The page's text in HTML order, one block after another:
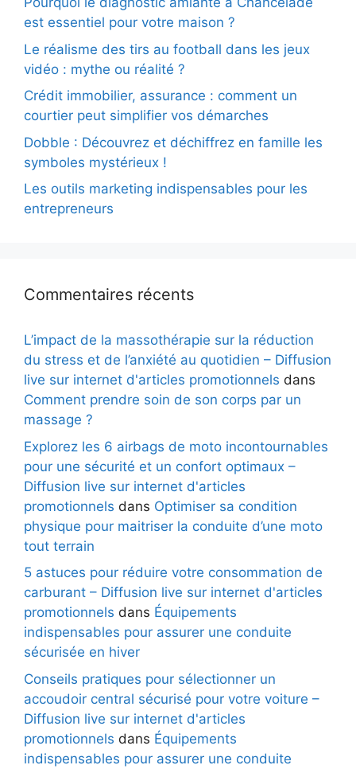
est essentiel pour votre maison ?
Le réalisme des tirs au football dans les jeux
vidéo : mythe ou réalité ?
Crédit immobilier, assurance : comment un
courtier peut simplifier vos démarches
Dobble : Découvrez et déchiffrez en famille les
symboles mystérieux !
Les outils marketing indispensables pour les
entrepreneurs
Commentaires récents
L’impact de la massothérapie sur la réduction
du stress et de l’anxiété au quotidien – Diffusion
live sur internet d'articles promotionnels dans
Comment prendre soin de son corps par un
massage ?
Explorez les 6 airbags de moto incontournables
pour une sécurité et un confort optimaux –
Diffusion live sur internet d'articles
promotionnels dans Optimiser sa condition
physique pour maitriser la conduite d’une moto
tout terrain
5 astuces pour réduire votre consommation de
carburant – Diffusion live sur internet d'articles
promotionnels dans Équipements
indispensables pour assurer une conduite
sécurisée en hiver
Conseils pratiques pour sélectionner un
accoudoir central sécurisé pour votre voiture –
Diffusion live sur internet d'articles
promotionnels dans Équipements
indispensables pour assurer une conduite